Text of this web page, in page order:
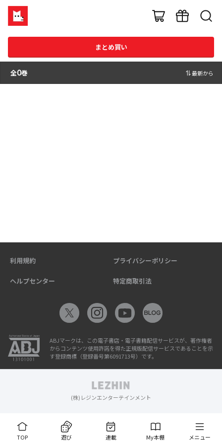
まとめ買い
全0巻 最新から
TOP 遊び 連載 My本棚 メニュー
利用規約 プライバシーポリシー
ヘルプセンター 特定商取引法
ABJマークは、この電子書店・電子書籍配信サービスが、著作権者
からコンテンツ使用許諾を得た正規版配信サービスであることを示
す登録商標（登録番号第6091713号）です。
(株)レジンエンターテインメント